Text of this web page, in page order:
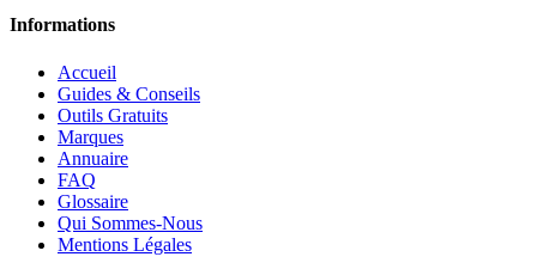
Informations
Accueil
Guides & Conseils
Outils Gratuits
Marques
Annuaire
FAQ
Glossaire
Qui Sommes-Nous
Mentions Légales